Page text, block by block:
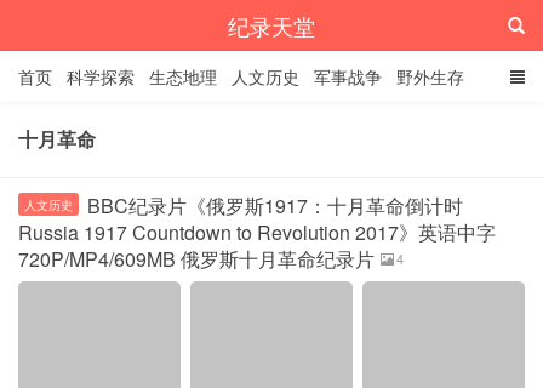
纪录天堂
首页 科学探索 生态地理 人文历史 军事战争 野外生存
经典纪录
十月革命
人文历史
BBC纪录片《俄罗斯1917：十月革命倒计时
Russia 1917 Countdown to Revolution 2017》英语中字
720P/MP4/609MB 俄罗斯十月革命纪录片
4